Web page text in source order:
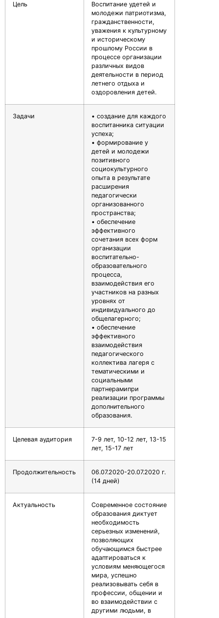
Цель
Воспитание удетей и
молодежи патриотизма,
гражданственности,
уважения к культурному
и историческому
прошлому России в
процессе организации
различных видов
деятельности в период
летнего отдыха и
оздоровления детей.
Задачи
• создание для каждого
воспитанника ситуации
успеха;
• формирование у
детей и молодежи
позитивного
социокультурного
опыта в результате
расширения
педагогически
организованного
пространства;
• обеспечение
эффективного
сочетания всех форм
организации
воспитательно-
образовательного
процесса,
взаимодействия его
участников на разных
уровнях от
индивидуального до
общелагерного;
• обеспечение
эффективного
взаимодействия
педагогического
коллектива лагеря с
тематическими и
социальными
партнерамипри
реализации программы
дополнительного
образования.
Целевая аудитория
7-9 лет, 10-12 лет, 13-15
лет, 15-17 лет
Продолжительность
06.07.2020-20.07.2020 г.
(14 дней)
Актуальность
Современное состояние
образования диктует
необходимость
серьезных изменений,
позволяющих
обучающимся быстрее
адаптироваться к
условиям меняющегося
мира, успешно
реализовывать себя в
профессии, общении и
во взаимодействии с
другими людьми, в